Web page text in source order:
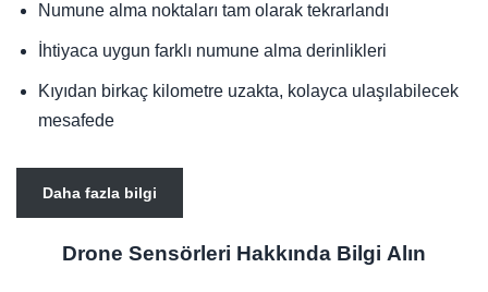
Numune alma noktaları tam olarak tekrarlandı
İhtiyaca uygun farklı numune alma derinlikleri
Kıyıdan birkaç kilometre uzakta, kolayca ulaşılabilecek
mesafede
Daha fazla bilgi
Drone Sensörleri Hakkında Bilgi Alın